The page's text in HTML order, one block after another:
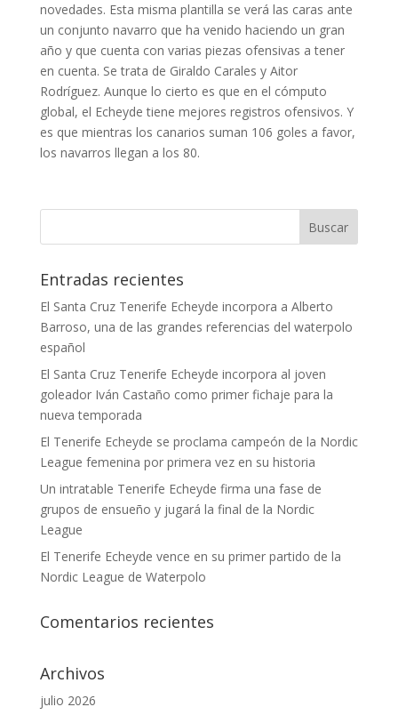
novedades. Esta misma plantilla se verá las caras ante
un conjunto navarro que ha venido haciendo un gran
año y que cuenta con varias piezas ofensivas a tener
en cuenta. Se trata de Giraldo Carales y Aitor
Rodríguez. Aunque lo cierto es que en el cómputo
global, el Echeyde tiene mejores registros ofensivos. Y
es que mientras los canarios suman 106 goles a favor,
los navarros llegan a los 80.
Entradas recientes
El Santa Cruz Tenerife Echeyde incorpora a Alberto
Barroso, una de las grandes referencias del waterpolo
español
El Santa Cruz Tenerife Echeyde incorpora al joven
goleador Iván Castaño como primer fichaje para la
nueva temporada
El Tenerife Echeyde se proclama campeón de la Nordic
League femenina por primera vez en su historia
Un intratable Tenerife Echeyde firma una fase de
grupos de ensueño y jugará la final de la Nordic
League
El Tenerife Echeyde vence en su primer partido de la
Nordic League de Waterpolo
Comentarios recientes
Archivos
julio 2026